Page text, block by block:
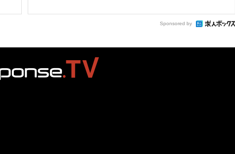
Sponsored by